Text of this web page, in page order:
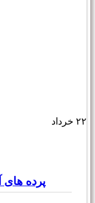
۲۲ خرداد
پرده های